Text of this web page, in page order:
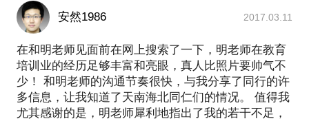
安然1986 2017.03.11
在和明老师见面前在网上搜索了一下，明老师在教育
培训业的经历足够丰富和亮眼，真人比照片要帅气不
少！ 和明老师的沟通节奏很快，与我分享了同行的许
多信息，让我知道了天南海北同仁们的情况。 值得我
尤其感谢的是，明老师犀利地指出了我的若干不足，